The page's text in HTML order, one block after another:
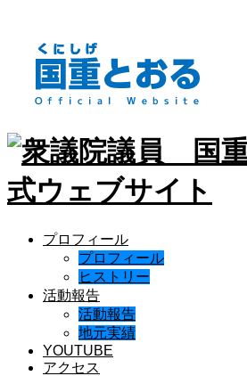
プロフィール
プロフィール
ヒストリー
活動報告
活動報告
地元実績
YOUTUBE
アクセス